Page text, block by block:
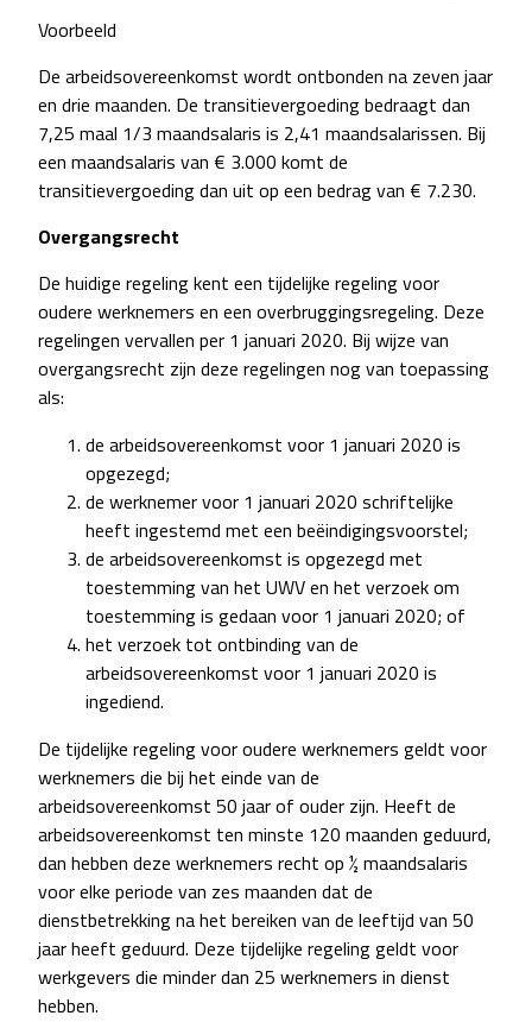
Voorbeeld
De arbeidsovereenkomst wordt ontbonden na zeven jaar
en drie maanden. De transitievergoeding bedraagt dan
7,25 maal 1/3 maandsalaris is 2,41 maandsalarissen. Bij
een maandsalaris van € 3.000 komt de
transitievergoeding dan uit op een bedrag van € 7.230.
Overgangsrecht
De huidige regeling kent een tijdelijke regeling voor
oudere werknemers en een overbruggingsregeling. Deze
regelingen vervallen per 1 januari 2020. Bij wijze van
overgangsrecht zijn deze regelingen nog van toepassing
als:
de arbeidsovereenkomst voor 1 januari 2020 is
opgezegd;
de werknemer voor 1 januari 2020 schriftelijke
heeft ingestemd met een beëindigingsvoorstel;
de arbeidsovereenkomst is opgezegd met
toestemming van het UWV en het verzoek om
toestemming is gedaan voor 1 januari 2020; of
het verzoek tot ontbinding van de
arbeidsovereenkomst voor 1 januari 2020 is
ingediend.
De tijdelijke regeling voor oudere werknemers geldt voor
werknemers die bij het einde van de
arbeidsovereenkomst 50 jaar of ouder zijn. Heeft de
arbeidsovereenkomst ten minste 120 maanden geduurd,
dan hebben deze werknemers recht op ½ maandsalaris
voor elke periode van zes maanden dat de
dienstbetrekking na het bereiken van de leeftijd van 50
jaar heeft geduurd. Deze tijdelijke regeling geldt voor
werkgevers die minder dan 25 werknemers in dienst
hebben.